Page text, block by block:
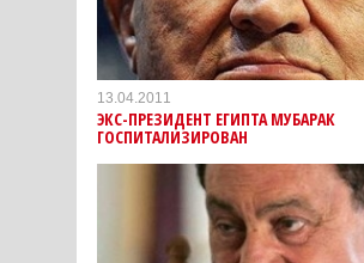
13.04.2011
ЭКС-ПРЕЗИДЕНТ ЕГИПТА МУБАРАК
ГОСПИТАЛИЗИРОВАН